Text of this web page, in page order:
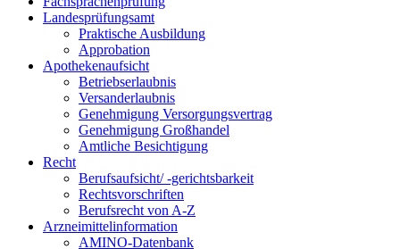
Landesprüfungsamt
Praktische Ausbildung
Approbation
Apothekenaufsicht
Betriebserlaubnis
Versanderlaubnis
Genehmigung Versorgungsvertrag
Genehmigung Großhandel
Amtliche Besichtigung
Recht
Berufsaufsicht/ -gerichtsbarkeit
Rechtsvorschriften
Berufsrecht von A-Z
Arzneimittelinformation
AMINO-Datenbank